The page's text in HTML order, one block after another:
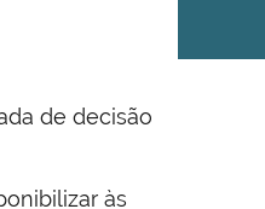
de decisão
às